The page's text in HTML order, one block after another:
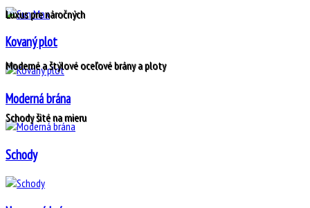
Luxus pre náročných
Moderné a štýlové oceľové brány a ploty
Schody šité na mieru
Kovaný plot
Moderná brána
Schody